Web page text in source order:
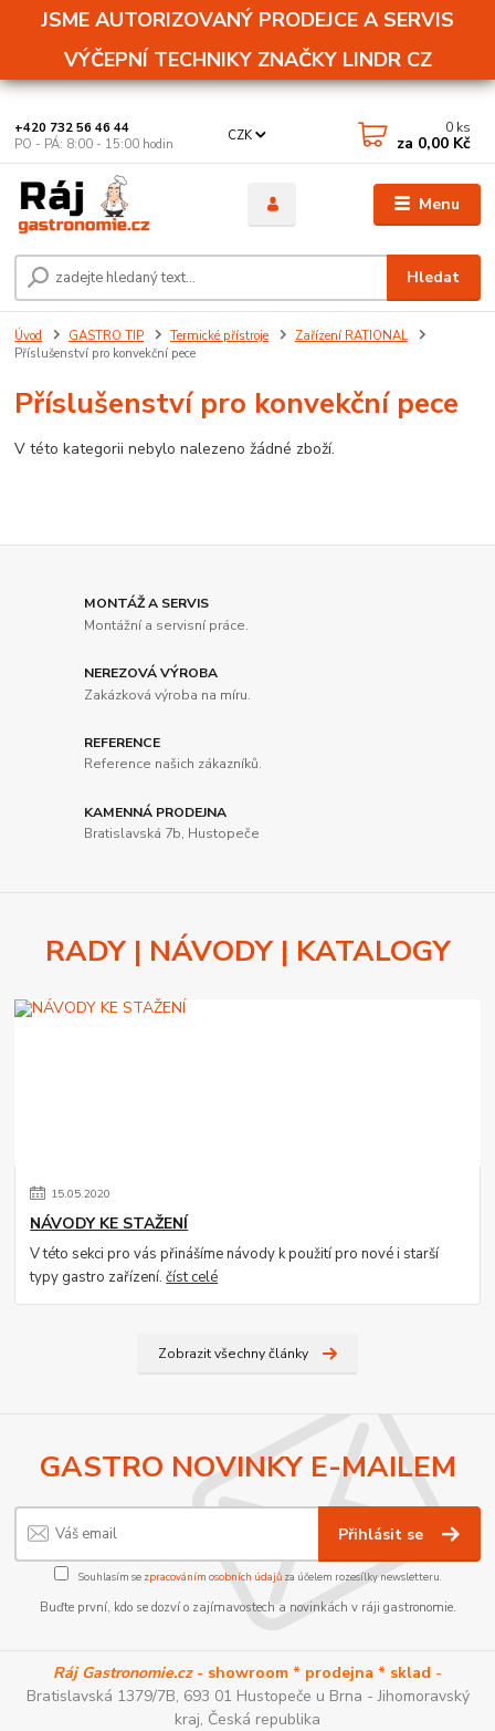
JSME AUTORIZOVANÝ PRODEJCE A SERVIS
VÝČEPNÍ TECHNIKY ZNAČKY LINDR CZ
Menu
CZK
Hledat
+420 732 56 46 44
PO - PÁ: 8:00 - 15:00 hodin
0 ks
za 0,00 Kč
Úvod GASTRO TIP Termické přístroje
Zařízení RATIONAL
Příslušenství pro konvekční pece
Příslušenství pro konvekční pece
V této kategorii nebylo nalezeno žádné zboží.
MONTÁŽ A SERVIS
Montážní a servisní práce.
NEREZOVÁ VÝROBA
Zakázková výroba na míru.
REFERENCE
Reference našich zákazníků.
KAMENNÁ PRODEJNA
Bratislavská 7b, Hustopeče
RADY | NÁVODY | KATALOGY
15.05.2020
NÁVODY KE STAŽENÍ
V této sekci pro vás přinášíme návody k použití pro nové i starší
typy gastro zařízení.číst celé
Zobrazit všechny články
GASTRO NOVINKY E-MAILEM
Přihlásit se
Souhlasím se zpracováním osobních údajůza účelem rozesílky newsletteru.
Buďte první, kdo se dozví o zajímavostech a novinkách v ráji gastronomie.
Ráj Gastronomie.cz- showroom * prodejna * sklad -
Bratislavská 1379/7B, 693 01 Hustopeče u Brna - Jihomoravský
kraj, Česká republika